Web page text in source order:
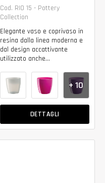
Cod. RIO 15 - Pottery
Collection
Elegante vaso e coprivaso in
resina dalla linea moderna e
dal design accattivante
utilizzato anche...
DETTAGLI
+ 10